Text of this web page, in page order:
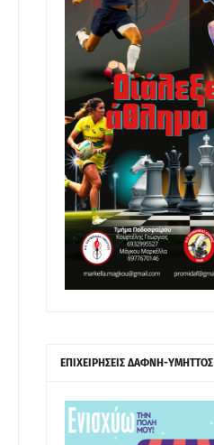
ΕΠΙΧΕΙΡΗΣΕΙΣ ΔΑΦΝΗ-ΥΜΗΤΤΟΣ